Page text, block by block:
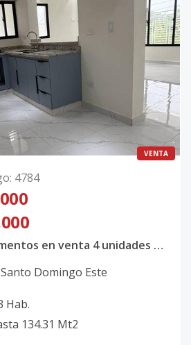
VENTA
: 4784
Edificio de apartamentos en venta 4 unidades disponibles
Santo Domingo Este
Hab.
134.31 Mt2